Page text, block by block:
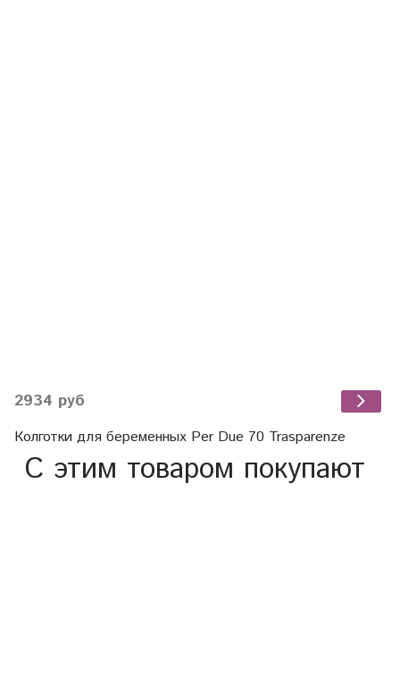
2934 руб
Колготки для беременных Per Due 70 Trasparenze
С этим товаром покупают